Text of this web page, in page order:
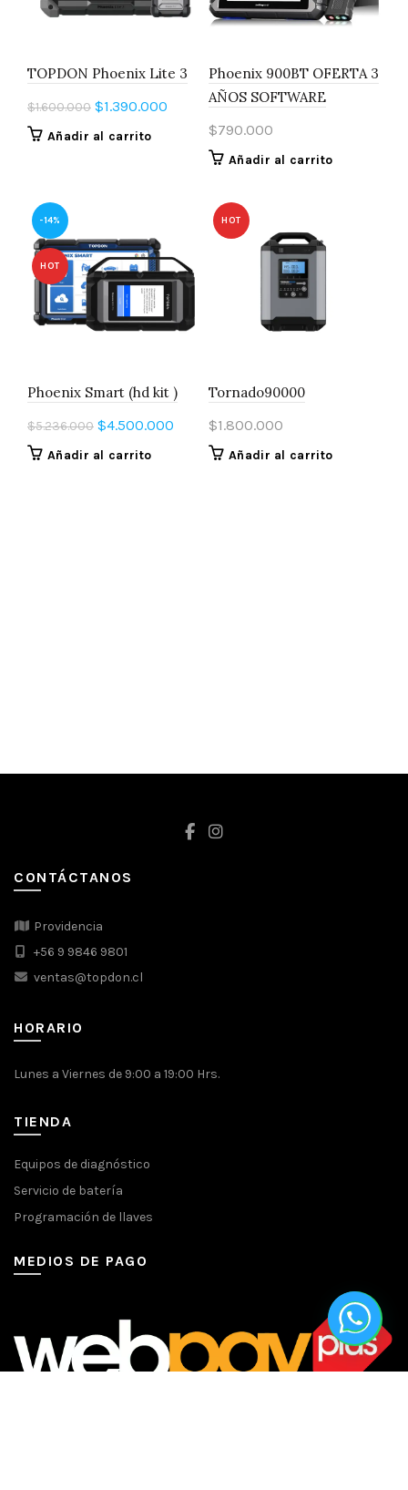
TOPDON Phoenix Lite 3
$1.600.000 El
precio
$1.390.000
Añadir al carrito
Phoenix 900BT OFERTA 3
AÑOS SOFTWARE
$790.000
Añadir al carrito
-14%
HOT
Phoenix Smart (hd kit )
$5.236.000 El
precio
$4.500.000
precio
Añadir al carrito
HOT
Tornado90000
$1.800.000
Añadir al carrito
CONTÁCTANOS
Providencia
+56 9 9846 9801
ventas@topdon.cl
HORARIO
Lunes a Viernes de 9:00 a 19:00 Hrs.
TIENDA
Equipos de diagnóstico
Servicio de batería
Programación de llaves
MEDIOS DE PAGO